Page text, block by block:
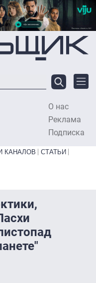
О нас
Реклама
Подписка
КАНАЛОВ
СТАТЬИ